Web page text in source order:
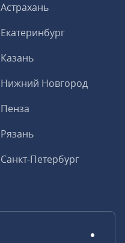
Астрахань
Екатеринбург
Казань
Нижний Новгород
Пенза
Рязань
Санкт-Петербург